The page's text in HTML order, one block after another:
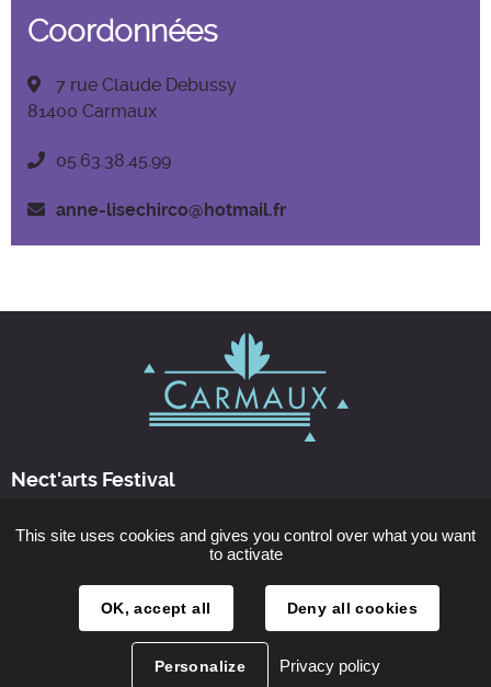
Coordonnées
7 rue Claude Debussy
81400 Carmaux
05.63.38.45.99
anne-lisechirco@hotmail.fr
Nect'arts Festival
Nous contacter
les 14 et 15 septembre 2024
This site uses cookies and gives you control over what you want
to activate
OK, accept all Deny all cookies
Personalize Privacy policy